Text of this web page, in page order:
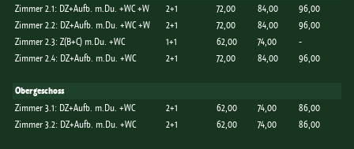
Zimmer 2.1: DZ+Aufb. m.Du. +WC +W 2+1 72,00 84,00
96,00
Zimmer 2.2: DZ+Aufb. m.Du. +WC +W
2+1 72,00 84,00
96,00
Zimmer 2.3: Z(B+C) m.Du. +WC
1+1 62,00 74,00
-
Zimmer 2.4: DZ+Aufb. m.Du. +WC
2+1 72,00 84,00 96,00
Obergeschoss
Zimmer 3.1: DZ+Aufb. m.Du. +WC 2+1 62,00 74,00
86,00
Zimmer 3.2: DZ+Aufb. m.Du. +WC
2+1 62,00 74,00 86,00